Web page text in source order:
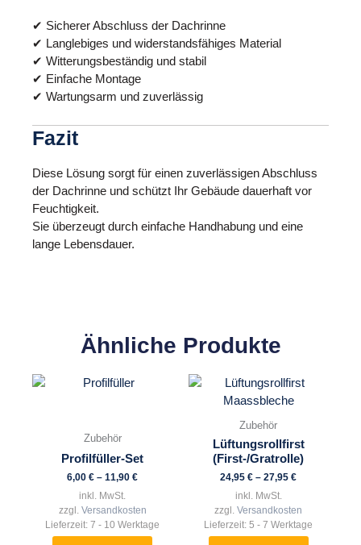
✔ Sicherer Abschluss der Dachrinne
✔ Langlebiges und widerstandsfähiges Material
✔ Witterungsbeständig und stabil
✔ Einfache Montage
✔ Wartungsarm und zuverlässig
Fazit
Diese Lösung sorgt für einen zuverlässigen Abschluss
der Dachrinne und schützt Ihr Gebäude dauerhaft vor
Feuchtigkeit.
Sie überzeugt durch einfache Handhabung und eine
lange Lebensdauer.
Ähnliche Produkte
Zubehör
Profilfüller-Set
6,00€ –11,90€
inkl. MwSt.
zzgl. Versandkosten
Lieferzeit:7 - 10 Werktage
Dieses
mehrere
Varianten
auf.
Optionen
können
Zubehör
Lüftungsrollfirst
(First-/Gratrolle)
24,95€ –27,95€
inkl. MwSt.
zzgl.Versandkosten
Lieferzeit:5 - 7 Werktage
Dieses
Produkt
Varianten
auf.
Optionen
können